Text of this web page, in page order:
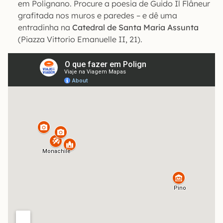
em Polignano. Procure a poesia de Guido Il Flâneur
grafitada nos muros e paredes – e dê uma
entradinha na Catedral de Santa Maria Assunta
(Piazza Vittorio Emanuelle II, 21).